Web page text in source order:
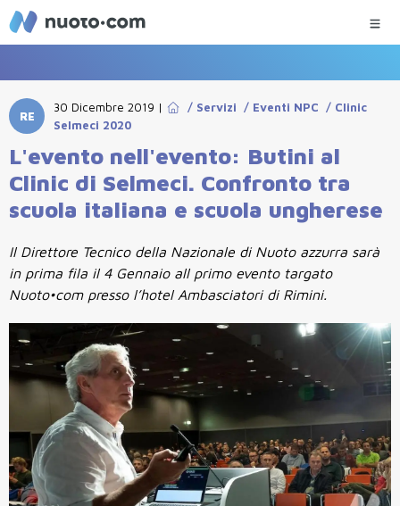
RE
30 Dicembre 2019 | / Servizi / Eventi NPC / Clinic
Selmeci 2020
L'evento nell'evento: Butini al
Clinic di Selmeci. Confronto tra
scuola italiana e scuola ungherese
Il Direttore Tecnico della Nazionale di Nuoto azzurra sarà
in prima fila il 4 Gennaio all primo evento targato
Nuoto•com presso l’hotel Ambasciatori di Rimini.